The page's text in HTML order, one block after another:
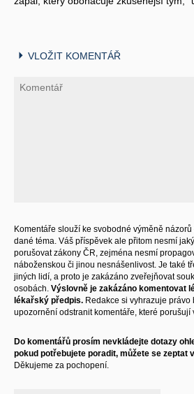
VLOŽIT KOMENTÁŘ
Komentáře slouží ke svobodné výměně
dané téma. Váš příspěvek ale přitom nesmí
porušovat zákony ČR, zejména nesmí
náboženskou či jinou nesnášenlivost. Je také
jiných lidí, a proto je zakázáno zveřejňovat
osobách. Výslovně je zakázáno komentovat
lékařský předpis. Redakce si vyhrazuje právo
upozornění odstranit komentáře, které porušují
Do komentářů prosím nevkládejte dotazy
pokud potřebujete poradit, můžete se zeptat
Děkujeme za pochopení.